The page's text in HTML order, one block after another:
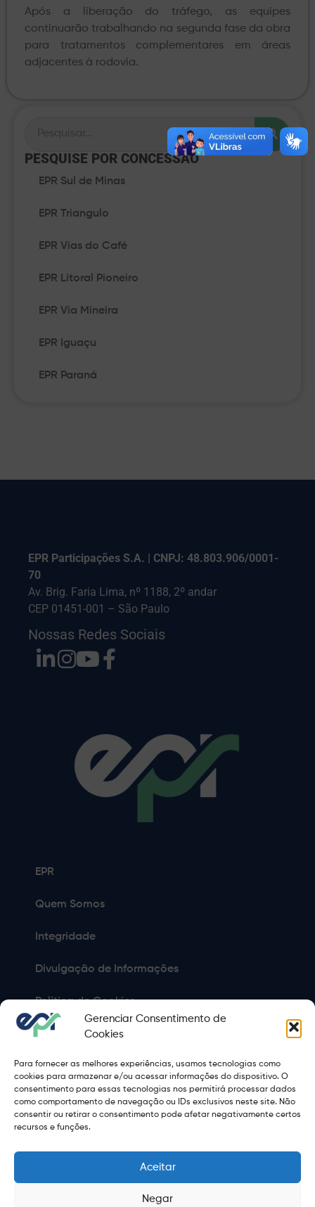
Gerenciar Consentimento de
Cookies
Para fornecer as melhores experiências, usamos tecnologias como
cookies para armazenar e/ou acessar informações do dispositivo. O
consentimento para essas tecnologias nos permitirá processar dados
como comportamento de navegação ou IDs exclusivos neste site. Não
consentir ou retirar o consentimento pode afetar negativamente certos
recursos e funções.
Aceitar
Negar
PESQUISE POR CONCESSÃO​
EPR Sul de Minas
EPR Triangulo
EPR Vias do Café
EPR Litoral Pioneiro
EPR Via Mineira
EPR Iguaçu
EPR Paraná
Após a liberação do tráfego, as equipes
continuarão trabalhando na segunda fase da obra
para tratamentos complementares em áreas
adjacentes à rodovia.
EPR Participações S.A. | CNPJ: 48.803.906/0001-
70
Av. Brig. Faria Lima, nº 1188, 2º andar
CEP 01451-001 – São Paulo
Nossas Redes Sociais
EPR
Quem Somos
Integridade
Divulgação de Informações
Copyright 2021 © 2026 Grupo EPR - Todos Os Direitos
Política de Cookies
Política de Privacidade
Sitemap
Termos de Uso